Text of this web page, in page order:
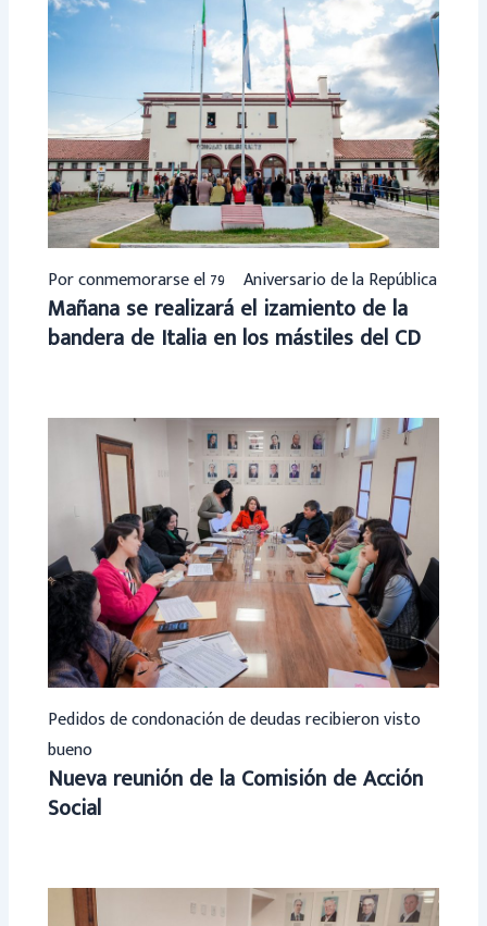
Por conmemorarse el 79º Aniversario de la República
Mañana se realizará el izamiento de la
bandera de Italia en los mástiles del CD
Pedidos de condonación de deudas recibieron visto
bueno
Nueva reunión de la Comisión de Acción
Social